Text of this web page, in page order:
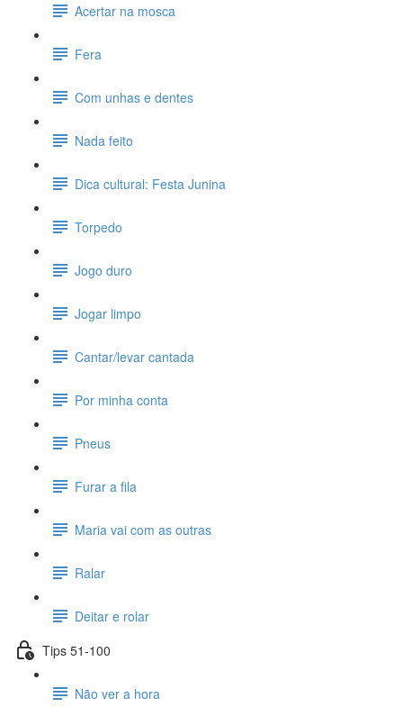
Acertar na mosca
Fera
Com unhas e dentes
Nada feito
Dica cultural: Festa Junina
Torpedo
Jogo duro
Jogar limpo
Cantar/levar cantada
Por minha conta
Pneus
Furar a fila
Maria vai com as outras
Ralar
Deitar e rolar
Tips 51-100
Não ver a hora